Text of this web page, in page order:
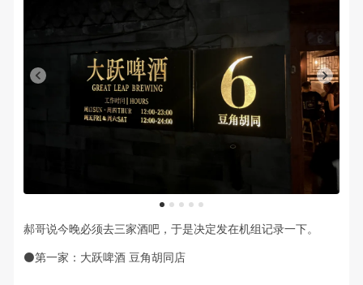
1 2 3 4 5
郝哥说今晚必须去三家酒吧，于是决定发在机组记录一下。
⚫️第一家：大跃啤酒 豆角胡同店